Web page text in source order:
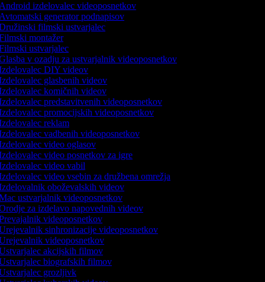
izdelovalec videoposnetkov
generator podnapisov
filmski ustvarjalec
montažer
ustvarjalec
v ozadju za ustvarjalnik videoposnetkov
DIY videov
glasbenih videov
komičnih videov
predstavitvenih videoposnetkov
promocijskih videoposnetkov
reklam
vadbenih videoposnetkov
video oglasov
video posnetkov za igre
video vabil
video vsebin za družbena omrežja
oboževalskih videov
ustvarjalnik videoposnetkov
za izdelavo napovednih videov
videoposnetkov
sinhronizacije videoposnetkov
videoposnetkov
akcijskih filmov
biografskih filmov
grozljivk